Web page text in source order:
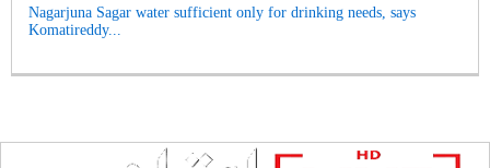
Nagarjuna Sagar water sufficient only for drinking needs, says
Komatireddy...